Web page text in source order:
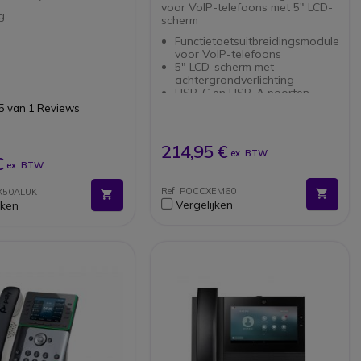
van 1 Reviews
ex. BTW
voor VoIP-telefoons met 5" LCD-
scherm
Functietoetsuitbreidingsmodule
voor VoIP-telefoons
5" LCD-scherm met
achtergrondverlichting
USB-C en USB-A poorten
eenvoudige bediening
214,95 € ex. BTW
Ref: POCCXEM60
Vergelijken